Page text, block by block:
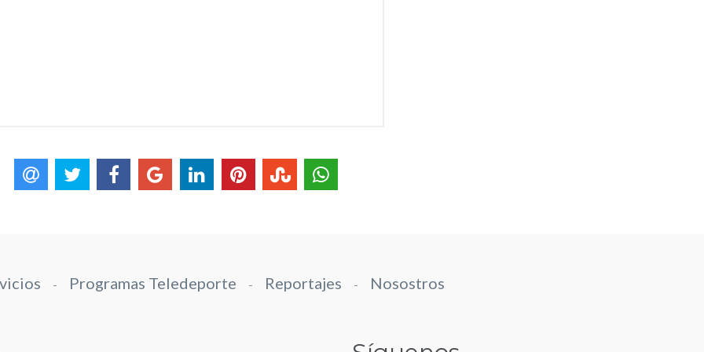
- Programas Teledeporte - Reportajes - Nosostros